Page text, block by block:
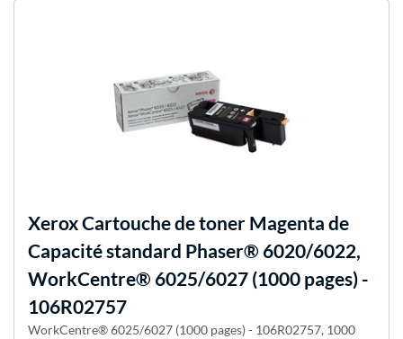
XeroxCartouche de toner Magenta de
Capacité standard Phaser® 6020/6022,
WorkCentre® 6025/6027 (1000 pages) -
106R02757
WorkCentre® 6025/6027 (1000 pages) - 106R02757, 1000